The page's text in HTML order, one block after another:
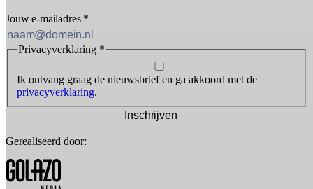
Jouw e-mailadres *
Privacyverklaring *
Ik ontvang graag de nieuwsbrief en ga akkoord met de
privacyverklaring.
Inschrijven
Gerealiseerd door: